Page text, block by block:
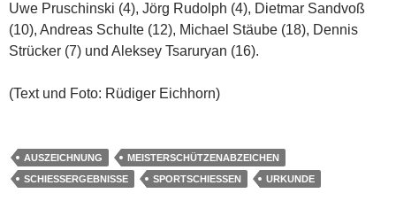
Uwe Pruschinski (4), Jörg Rudolph (4), Dietmar Sandvoß
(10), Andreas Schulte (12), Michael Stäube (18), Dennis
Strücker (7) und Aleksey Tsaruryan (16).
(Text und Foto: Rüdiger Eichhorn)
AUSZEICHNUNG
MEISTERSCHÜTZENABZEICHEN
SCHIESSERGEBNISSE
SPORTSCHIESSEN URKUNDE